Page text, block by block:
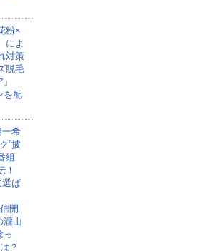
粉×
によ
対策
脱毛
を配
一希
”披
組
！
ば
開
瀧山
っ
？